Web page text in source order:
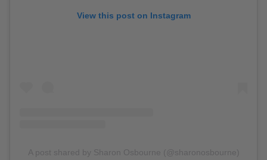
View this post on Instagram
A post shared by Sharon Osbourne (@sharonosbourne)